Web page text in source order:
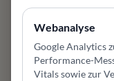
Design und
Stauraum,
Funktion mit
Gut
passt zu
Webanalyse
Google Analytics
Performance-
Vitals sowie zur